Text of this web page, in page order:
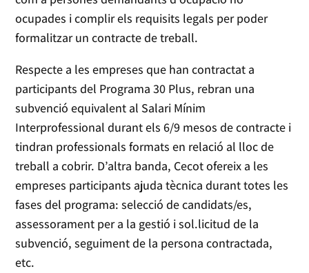
ocupades i complir els requisits legals per poder
formalitzar un contracte de treball.
Respecte a les empreses que han contractat a
participants del Programa 30 Plus, rebran una
subvenció equivalent al Salari Mínim
Interprofessional durant els 6/9 mesos de contracte i
tindran professionals formats en relació al lloc de
treball a cobrir. D’altra banda, Cecot ofereix a les
empreses participants ajuda tècnica durant totes les
fases del programa: selecció de candidats/es,
assessorament per a la gestió i sol.licitud de la
subvenció, seguiment de la persona contractada,
etc.